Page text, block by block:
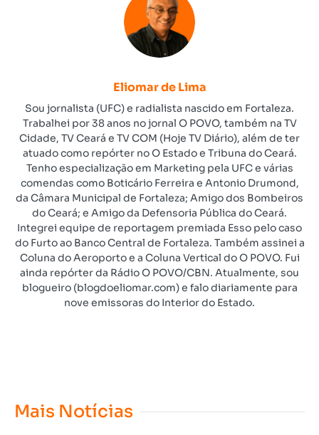
Eliomar de Lima
Sou jornalista (UFC) e radialista nascido em Fortaleza.
Trabalhei por 38 anos no jornal O POVO, também na TV
Cidade, TV Ceará e TV COM (Hoje TV Diário), além de ter
atuado como repórter no O Estado e Tribuna do Ceará.
Tenho especialização em Marketing pela UFC e várias
comendas como Boticário Ferreira e Antonio Drumond,
da Câmara Municipal de Fortaleza; Amigo dos Bombeiros
do Ceará; e Amigo da Defensoria Pública do Ceará.
Integrei equipe de reportagem premiada Esso pelo caso
do Furto ao Banco Central de Fortaleza. Também assinei a
Coluna do Aeroporto e a Coluna Vertical do O POVO. Fui
ainda repórter da Rádio O POVO/CBN. Atualmente, sou
blogueiro (blogdoeliomar.com) e falo diariamente para
nove emissoras do Interior do Estado.
Mais Notícias